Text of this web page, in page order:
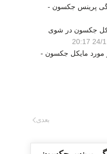
پرینس جکسون -
جکسون در شوی
24/11/
مورد مایکل جکسون -
بعدی